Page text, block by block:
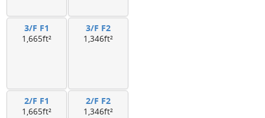
3/F F1
1,665ft²
3/F F2
1,346ft²
2/F F1
1,665ft²
2/F F2
1,346ft²